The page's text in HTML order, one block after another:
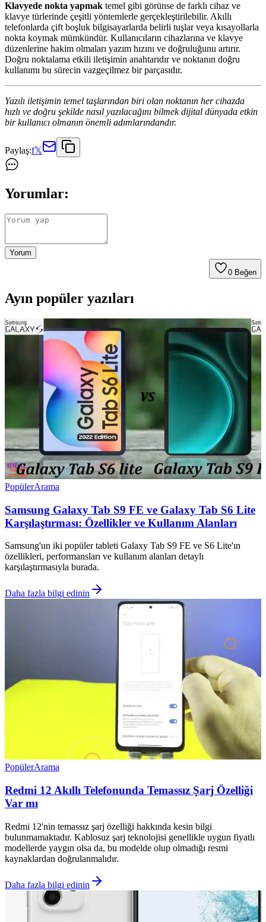
Klavyede nokta yapmak temel gibi görünse de farklı cihaz ve
klavye türlerinde çeşitli yöntemlerle gerçekleştirilebilir. Akıllı
telefonlarda çift boşluk bilgisayarlarda belirli tuşlar veya kısayollarla
nokta koymak mümkündür. Kullanıcıların cihazlarına ve klavye
düzenlerine hakim olmaları yazım hızını ve doğruluğunu artırır.
Doğru noktalama etkili iletişimin anahtarıdır ve noktanın doğru
kullanımı bu sürecin vazgeçilmez bir parçasıdır.
Yazılı iletişimin temel taşlarından biri olan noktanın her cihazda
hızlı ve doğru şekilde nasıl yazılacağını bilmek dijital dünyada etkin
bir kullanıcı olmanın önemli adımlarındandır.
Paylaş:f𝕏
Yorumlar:
Yorum
0 Beğen
Ayın popüler yazıları
PopülerArama
Samsung Galaxy Tab S9 FE ve Galaxy Tab S6 Lite
Karşılaştırması: Özellikler ve Kullanım Alanları
Samsung'un iki popüler tableti Galaxy Tab S9 FE ve S6 Lite'ın
özellikleri, performansları ve kullanım alanları detaylı
karşılaştırmasıyla burada.
Daha fazla bilgi edinin
PopülerArama
Redmi 12 Akıllı Telefonunda Temassız Şarj Özelliği
Var mı
Redmi 12'nin temassız şarj özelliği hakkında kesin bilgi
bulunmamaktadır. Kablosuz şarj teknolojisi genellikle uygun fiyatlı
modellerde yaygın olsa da, bu modelde olup olmadığı resmi
kaynaklardan doğrulanmalıdır.
Daha fazla bilgi edinin